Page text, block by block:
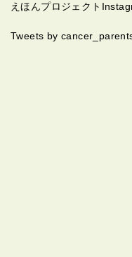
えほんプロジェクト
Tweets by